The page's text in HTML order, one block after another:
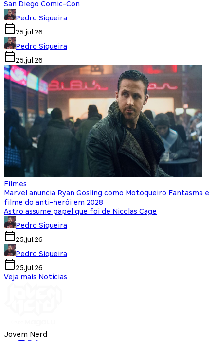
San Diego Comic-Con
Pedro Siqueira
25.jul.26
Pedro Siqueira
25.jul.26
Filmes
Marvel anuncia Ryan Gosling como Motoqueiro Fantasma e
filme do anti-herói em 2028
Astro assume papel que foi de Nicolas Cage
Pedro Siqueira
25.jul.26
Pedro Siqueira
25.jul.26
Veja mais Notícias
Jovem Nerd